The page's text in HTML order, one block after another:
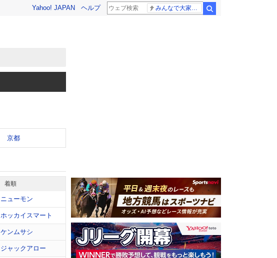
Yahoo! JAPAN ヘルプ
京都
着順
ニューモン
ホッカイスマート
ケンムサシ
ジャックアロー